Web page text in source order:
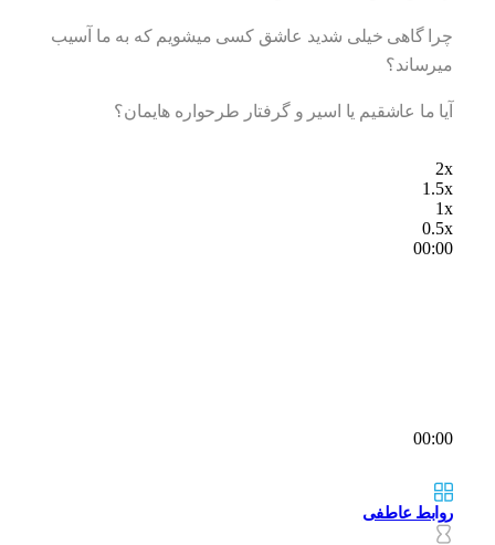
چرا گاهی خیلی شدید عاشق کسی میشویم که به ما آسیب
میرساند؟
آیا ما عاشقیم یا اسیر و گرفتار طرحواره هایمان؟
00:00
00:00
روابط عاطفی